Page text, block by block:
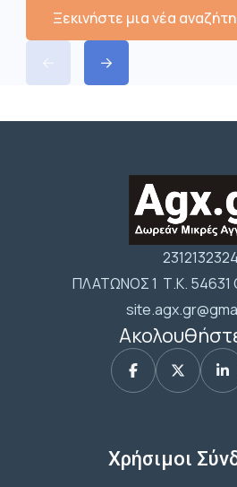
Ξεκινήστε μια νέα
2312132324
ΠΛΑΤΩΝΟΣ 1 Τ.Κ. 54631
Χρήσιμοι